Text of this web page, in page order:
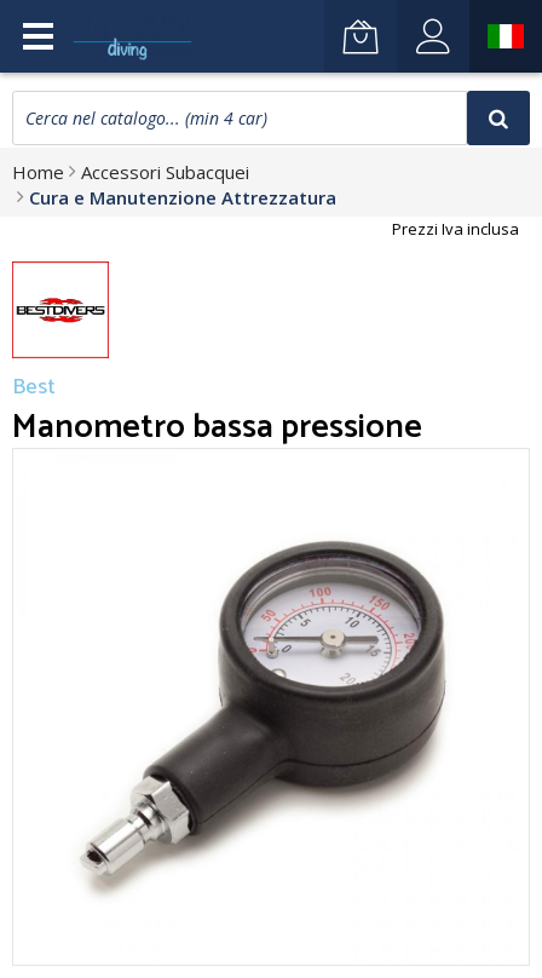
Home
Accessori Subacquei
Cura e Manutenzione Attrezzatura
Prezzi Iva inclusa
Best
Manometro bassa pressione